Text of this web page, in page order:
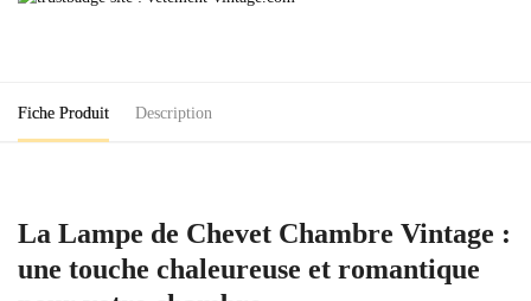
Fiche Produit Description
La Lampe de Chevet Chambre Vintage :
une touche chaleureuse et romantique